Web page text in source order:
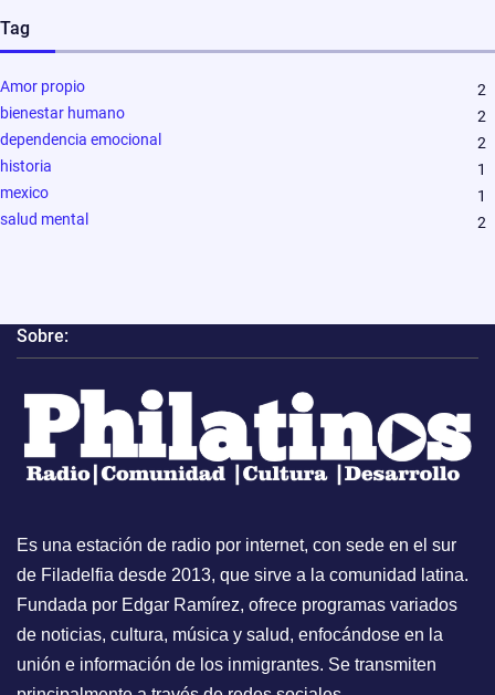
Tag
Amor propio
2
bienestar humano
2
dependencia emocional
2
historia
1
mexico
1
salud mental
2
Sobre:
Es una estación de radio por internet, con sede en el sur
de Filadelfia desde 2013, que sirve a la comunidad latina.
Fundada por Edgar Ramírez, ofrece programas variados
de noticias, cultura, música y salud, enfocándose en la
unión e información de los inmigrantes. Se transmiten